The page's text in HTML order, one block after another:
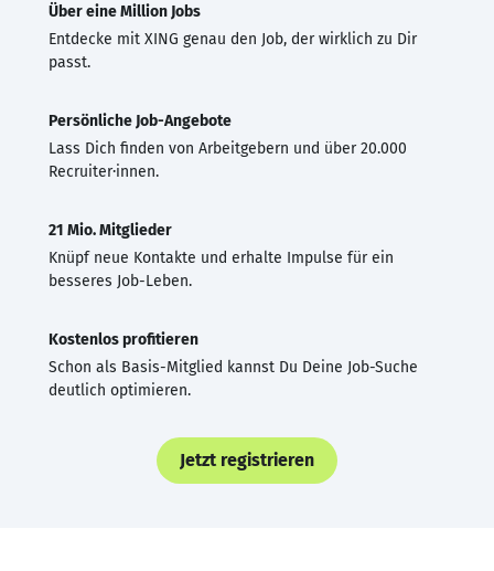
Über eine Million Jobs
Entdecke mit XING genau den Job, der wirklich zu Dir
passt.
Persönliche Job-Angebote
Lass Dich finden von Arbeitgebern und über 20.000
Recruiter·innen.
21 Mio. Mitglieder
Knüpf neue Kontakte und erhalte Impulse für ein
besseres Job-Leben.
Kostenlos profitieren
Schon als Basis-Mitglied kannst Du Deine Job-Suche
deutlich optimieren.
Jetzt registrieren